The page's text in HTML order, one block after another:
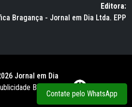
Editora:
Bragança - Jornal em Dia Ltda. EPP
Jornal em Dia
BWS RUSSO
Contate pelo WhatsApp